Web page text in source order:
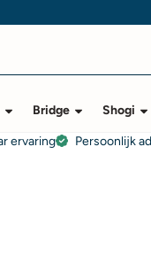
Bridge Shogi
ervaring Persoonlijk